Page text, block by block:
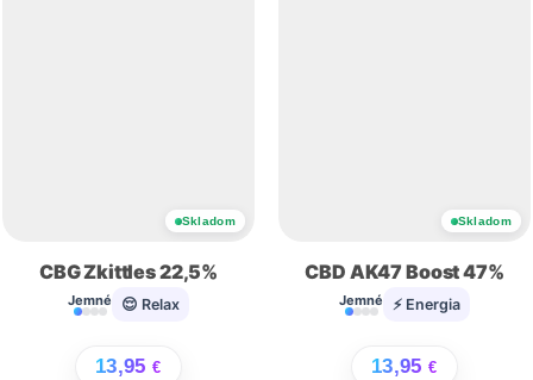
Skladom
CBG Zkittles 22,5%
Jemné 😌 Relax
13,95 €
Skladom
CBD AK47 Boost 47%
Jemné ⚡ Energia
13,95 €